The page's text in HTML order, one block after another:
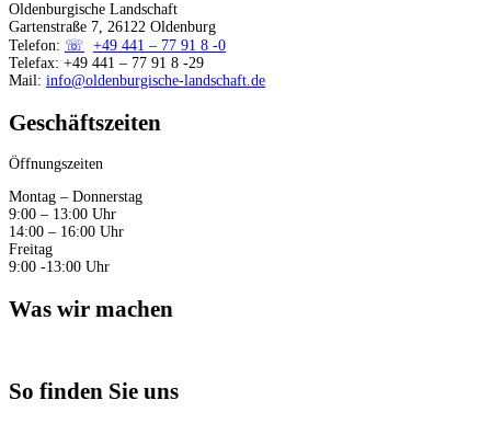
Oldenburgische Landschaft
Gartenstraße 7, 26122 Oldenburg
Telefon:
+49 441 – 77 91 8 -0
Telefax: +49 441 – 77 91 8 -29
Mail: info@oldenburgische-landschaft.de
Geschäftszeiten
Öffnungszeiten
Montag – Donnerstag
9:00 – 13:00 Uhr
14:00 – 16:00 Uhr
Freitag
9:00 -13:00 Uhr
Was wir machen
So finden Sie uns